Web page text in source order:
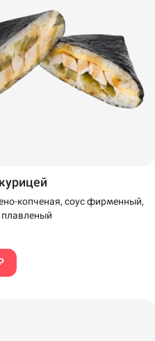
копченая, соус фирменный,
плавленый